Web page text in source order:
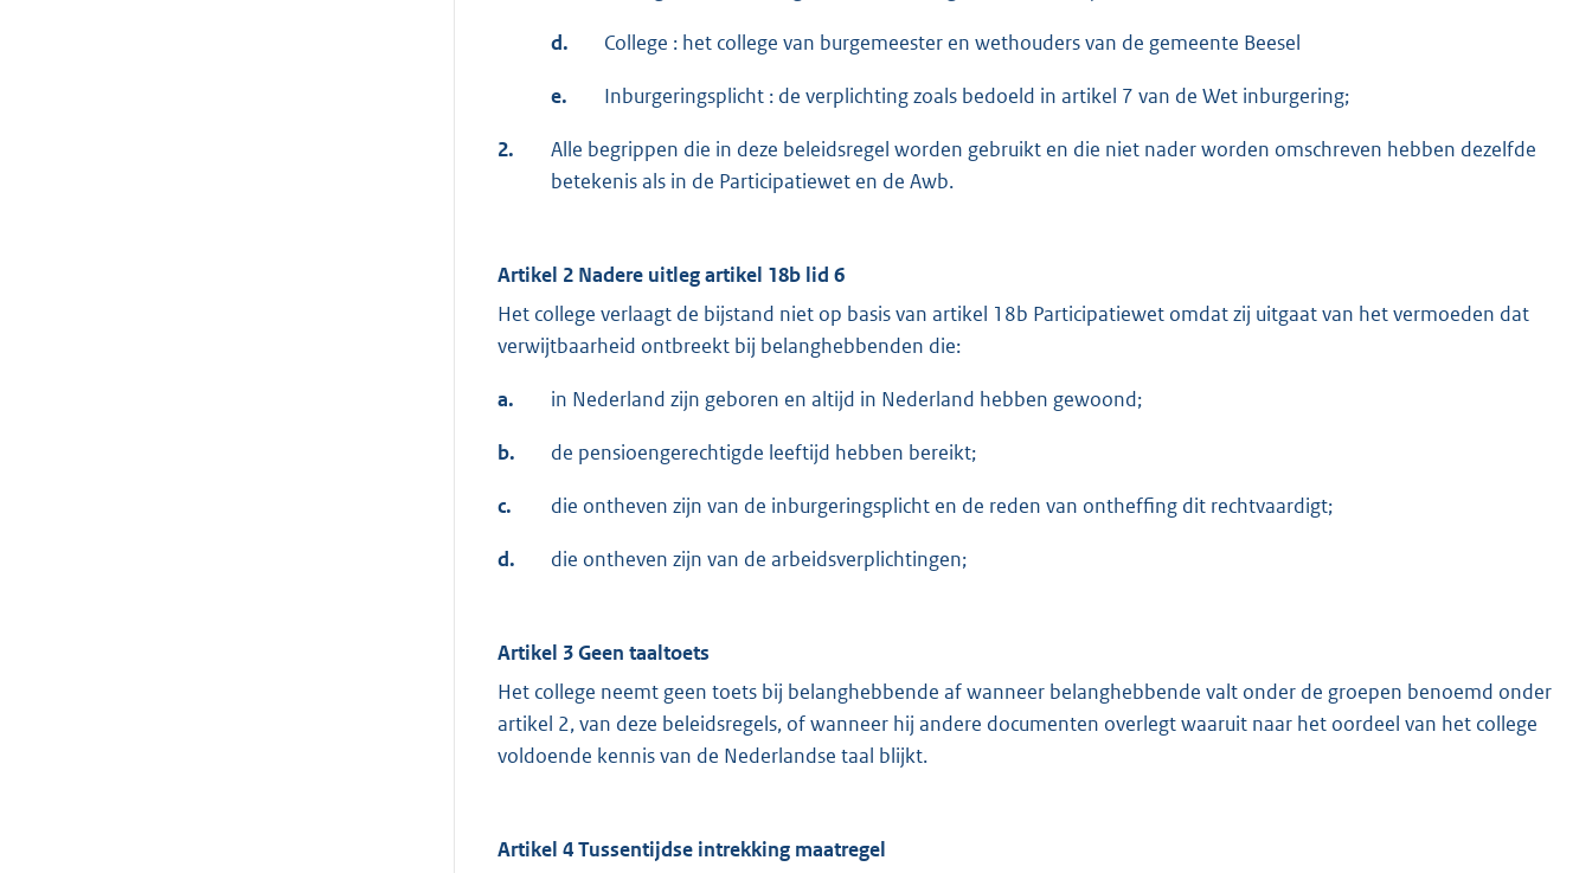
d. College : het college van burgemeester en wethouders van de gemeente Beesel
e. Inburgeringsplicht : de verplichting zoals bedoeld in artikel 7 van de Wet inburgering;
2.
Alle begrippen die in deze beleidsregel worden gebruikt en die niet nader worden omschreven hebben dezelfde
betekenis als in de Participatiewet en de Awb.
Artikel 2 Nadere uitleg artikel 18b lid 6
Het college verlaagt de bijstand niet op basis van artikel 18b Participatiewet omdat zij uitgaat van het vermoeden dat
verwijtbaarheid ontbreekt bij belanghebbenden die:
a. in Nederland zijn geboren en altijd in Nederland hebben gewoond;
b. de pensioengerechtigde leeftijd hebben bereikt;
c. die ontheven zijn van de inburgeringsplicht en de reden van ontheffing dit rechtvaardigt;
d. die ontheven zijn van de arbeidsverplichtingen;
Artikel 3 Geen taaltoets
Het college neemt geen toets bij belanghebbende af wanneer belanghebbende valt onder de groepen benoemd onder
artikel 2, van deze beleidsregels, of wanneer hij andere documenten overlegt waaruit naar het oordeel van het college
voldoende kennis van de Nederlandse taal blijkt.
Artikel 4 Tussentijdse intrekking maatregel